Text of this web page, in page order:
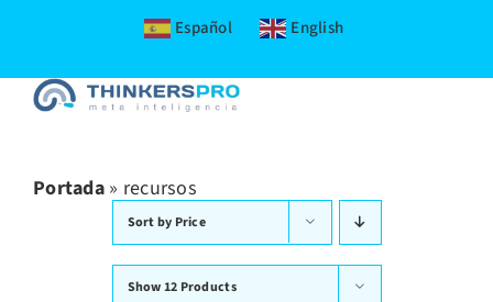
Español English
to
content
Portada» recursos
Sort by Price
Show12 Products